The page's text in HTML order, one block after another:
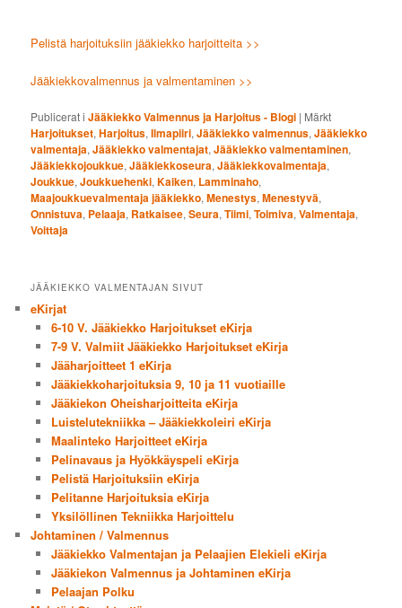
Pelistä harjoituksiin jääkiekko harjoitteita >>
Jääkiekkovalmennus ja valmentaminen >>
Publicerat i Jääkiekko Valmennus ja Harjoitus - Blogi | Märkt
Harjoitukset,Harjoitus,Ilmapiiri,Jääkiekko valmennus,Jääkiekko
valmentaja,Jääkiekko valmentajat,Jääkiekko valmentaminen,
Jääkiekkojoukkue,Jääkiekkoseura,Jääkiekkovalmentaja,
Joukkue,Joukkuehenki,Kaiken, Lamminaho,
Maajoukkuevalmentaja jääkiekko,Menestys,Menestyvä,
Onnistuva, Pelaaja, Ratkaisee,Seura,Tiimi,Toimiva,Valmentaja,
Voittaja
JÄÄKIEKKO VALMENTAJAN SIVUT
eKirjat
6-10 V. Jääkiekko Harjoitukset eKirja
7-9 V. Valmiit Jääkiekko Harjoitukset eKirja
Jääharjoitteet 1 eKirja
Jääkiekkoharjoituksia 9, 10 ja 11 vuotiaille
Jääkiekon Oheisharjoitteita eKirja
Luistelutekniikka – Jääkiekkoleiri eKirja
Maalinteko Harjoitteet eKirja
Pelinavaus ja Hyökkäyspeli eKirja
Pelistä Harjoituksiin eKirja
Pelitanne Harjoituksia eKirja
Yksilöllinen Tekniikka Harjoittelu
Johtaminen / Valmennus
Jääkiekko Valmentajan ja Pelaajien Elekieli eKirja
Jääkiekon Valmennus ja Johtaminen eKirja
Pelaajan Polku